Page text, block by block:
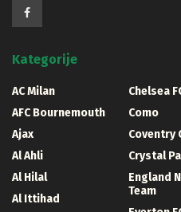
Kategorije
AC Milan
AFC Bournemouth
Ajax
Al Ahli
Al Hilal
Al Ittihad
Chelsea
Como
Coventry
Crystal
England
Team